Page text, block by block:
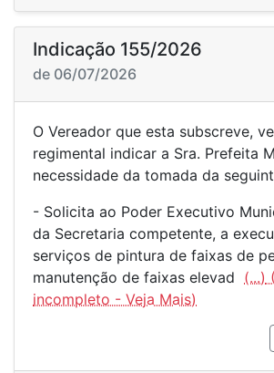
Indicação 155/2026
de 06/07/2026
O Vereador que esta subscreve,
regimental indicar a Sra. Prefeita
necessidade da tomada da
- Solicita ao Poder Executivo
da Secretaria competente, a
serviços de pintura de faixas de
manutenção de faixas elevad (...)